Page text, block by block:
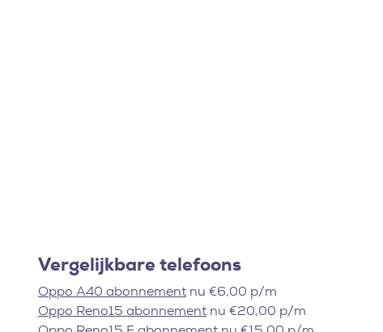
Vergelijkbare telefoons
Oppo A40 abonnement nu €6,00 p/m
Oppo Reno15 abonnement nu €20,00 p/m